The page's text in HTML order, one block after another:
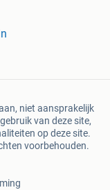
niet aansprakelijk
van deze site,
op deze site.
voorbehouden.